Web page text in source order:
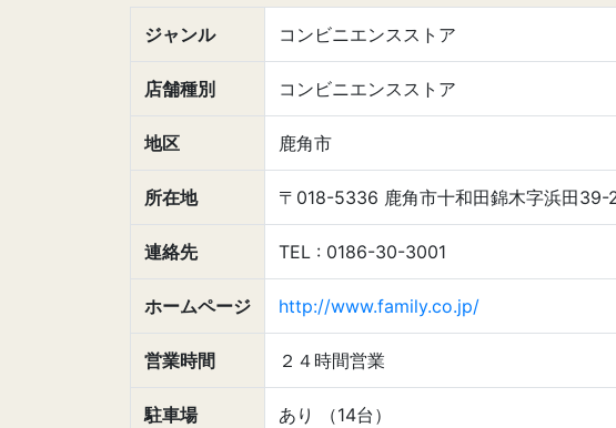
ジャンル コンビニエンスストア
店舗種別 コンビニエンスストア
地区 鹿角市
所在地 〒018-5336 鹿角市十和田錦木字浜田39-
連絡先 TEL : 0186-30-3001
ホームページ http://www.family.co.jp/
営業時間 ２４時間営業
駐車場 あり （14台）